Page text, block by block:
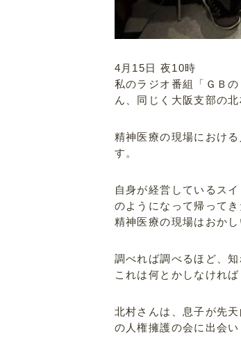
4月15日 夜10時
私のラジオ番組「ＧＢ
ん、同じく大阪支部の
精神医療の現場におけ
す。
自身が経営しているス
のようになって帰って
精神医療の現場はおか
調べれば調べるほど、
これは何とかしなけれ
北村さんは、息子が先
の人権擁護の会に出会い